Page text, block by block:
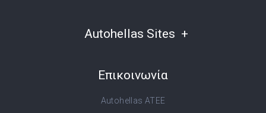
Autohellas Sites
Επικοινωνία
Autohellas ATEE